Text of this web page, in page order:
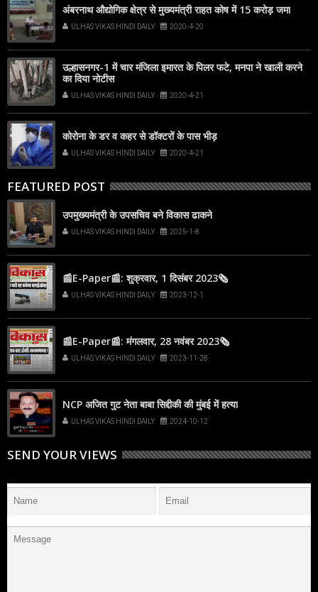
अंबरनाथ औद्योगिक क्षेत्र से मुख्यमंत्री राहत कोष में 15 करोड़ जमा
ULHAS VIKAS HINDI DAILY 2020-4-20
उल्हासनगर-1 में चार मंजिला इमारत के पिलर फटे, मनपा ने खाली करने
का दिया नोटीस
ULHAS VIKAS HINDI DAILY 2020-4-21
कोरोना के डर व कहर से डॉक्टरों के पास भीड़
ULHAS VIKAS HINDI DAILY 2020-4-21
FEATURED POST
उपमुख्यमंत्री के उपसचिव बने विकास ढाकने
ULHAS VIKAS HINDI DAILY 2025-1-8
📰E-Paper📰: शुक्रवार, 1 दिसंबर 2023🗞
ULHAS VIKAS HINDI DAILY 2023-12-1
📰E-Paper📰: मंगलवार, 28 नवंबर 2023🗞
ULHAS VIKAS HINDI DAILY 2023-11-28
NCP अजित गुट नेता बाबा सिद्दीकी की मुंबई में हत्या
ULHAS VIKAS HINDI DAILY 2024-10-12
SEND YOUR VIEWS